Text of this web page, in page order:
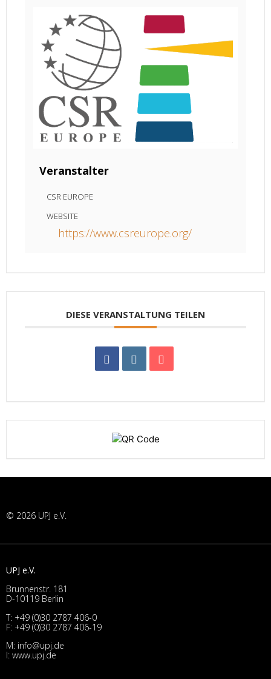
Veranstalter
CSR EUROPE
WEBSITE
https://www.csreurope.org/
DIESE VERANSTALTUNG TEILEN
© 2026 UPJ e.V.
UPJ e.V.
Brunnenstr. 181
D-10119 Berlin
T: +49 (0)30 2787 406-0
F: +49 (0)30 2787 406-19
M: info@upj.de
I: www.upj.de